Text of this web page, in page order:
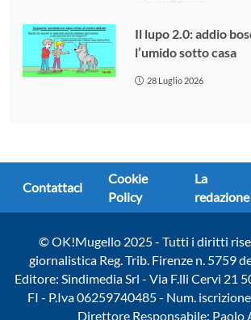
Il lupo 2.0: addio
l’umido sotto casa
28 Luglio 2026
Contattaci
Cookie
Policy
La
redazione
© OK!Mugello 2025 - Tutti i diritti
giornalistica Reg. Trib. Firenze n. 5759
Editore: Sindimedia Srl - Via F.lli Cervi 21
FI - P.Iva 06259740485 - Num.
Direttore Responsabile: Paolo